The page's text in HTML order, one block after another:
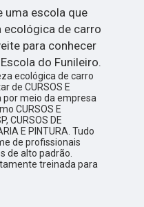
uma escola que
ecológica de carro
para conhecer
do Funileiro.
ecológica de carro
de CURSOS E
por meio da empresa
CURSOS E
CURSOS DE
E PINTURA. Tudo
de profissionais
de alto padrão.
treinada para